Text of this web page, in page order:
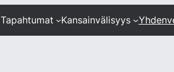
Tapahtumat Kansainvälisyys